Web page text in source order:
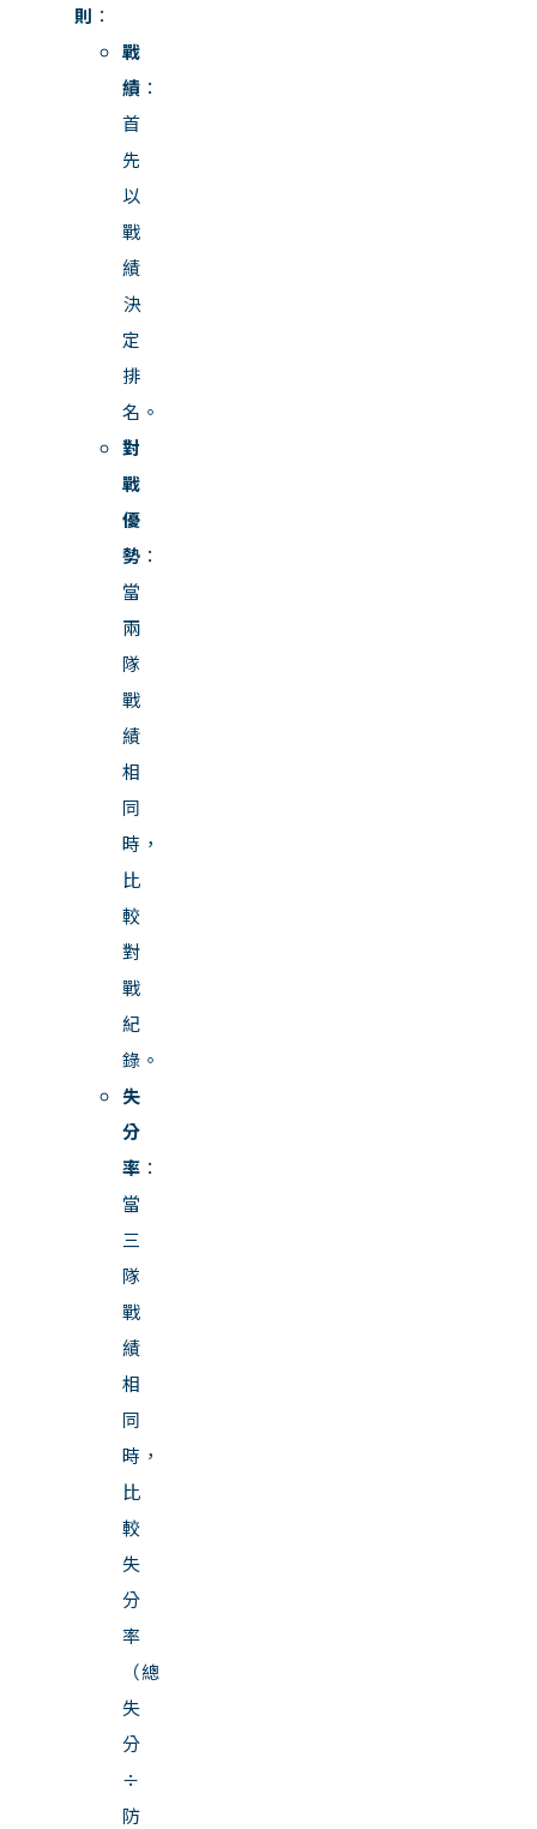
則 ：
戰
績 ：
首
先
以
戰
績
決
定
排
名。
對
戰
優
勢 ：
當
兩
隊
戰
績
相
同
時，
比
較
對
戰
紀
錄。
失
分
率 ：
當
三
隊
戰
績
相
同
時，
比
較
失
分
率
（總
失
分
÷
防